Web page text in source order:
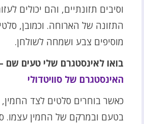
וסיבים תזונתיים, והם יכולים
התזונה של הארוחה. וכמובן,
מוסיפים צבע ושמחה לשולחן.
בואו לאינסטגרם שלי טעים שם
האינסטגרם של סוויטדולי
כאשר בוחרים סלטים לצד
בטעם ובמרקם של החמין עצמו.